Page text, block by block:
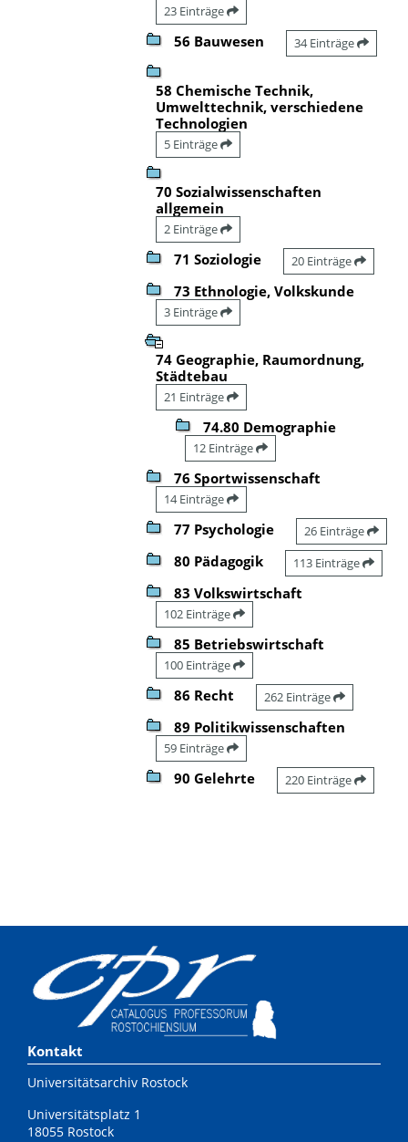
23 Einträge
56 Bauwesen 34 Einträge
58 Chemische Technik,
Umwelttechnik, verschiedene
Technologien
5 Einträge
70 Sozialwissenschaften
allgemein
2 Einträge
71 Soziologie 20 Einträge
73 Ethnologie, Volkskunde
3 Einträge
74 Geographie, Raumordnung,
Städtebau
21 Einträge
74.80 Demographie
12 Einträge
76 Sportwissenschaft
14 Einträge
77 Psychologie 26 Einträge
80 Pädagogik 113 Einträge
83 Volkswirtschaft
102 Einträge
85 Betriebswirtschaft
100 Einträge
86 Recht 262 Einträge
89 Politikwissenschaften
59 Einträge
90 Gelehrte 220 Einträge
Kontakt
Universitätsarchiv Rostock
Universitätsplatz 1
18055 Rostock